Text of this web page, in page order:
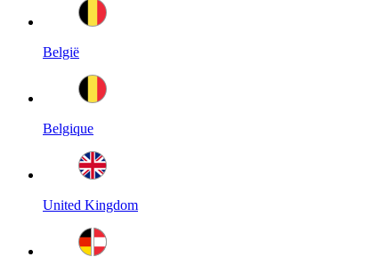
België
Belgique
United Kingdom